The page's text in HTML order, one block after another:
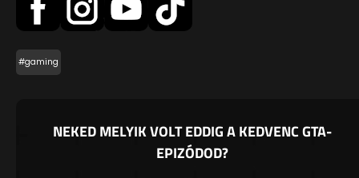
#gaming
NEKED MELYIK VOLT EDDIG A KEDVENC GTA-
EPIZÓDOD?